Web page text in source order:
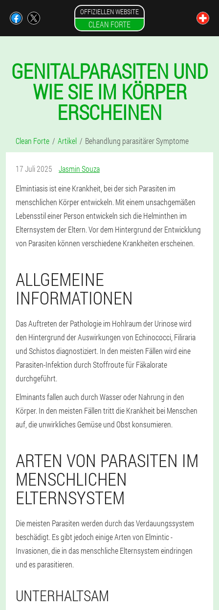
OFFIZIELLEN WEBSITE
CLEAN FORTE
GENITALPARASITEN UND
WIE SIE IM KÖRPER
ERSCHEINEN
Clean Forte Artikel Behandlung parasitärer Symptome
17 Juli 2025
Jasmin Souza
Elmintiasis ist eine Krankheit, bei der sich Parasiten im
menschlichen Körper entwickeln. Mit einem unsachgemäßen
Lebensstil einer Person entwickeln sich die Helminthen im
Elternsystem der Eltern. Vor dem Hintergrund der Entwicklung
von Parasiten können verschiedene Krankheiten erscheinen.
ALLGEMEINE
INFORMATIONEN
Das Auftreten der Pathologie im Hohlraum der Urinose wird
den Hintergrund der Auswirkungen von Echinococci, Filiraria
und Schistos diagnostiziert. In den meisten Fällen wird eine
Parasiten-Infektion durch Stoffroute für Fäkalorate
durchgeführt.
Elminants fallen auch durch Wasser oder Nahrung in den
Körper. In den meisten Fällen tritt die Krankheit bei Menschen
auf, die unwirkliches Gemüse und Obst konsumieren.
ARTEN VON PARASITEN IM
MENSCHLICHEN
ELTERNSYSTEM
Die meisten Parasiten werden durch das Verdauungssystem
beschädigt. Es gibt jedoch einige Arten von Elmintic -
Invasionen, die in das menschliche Elternsystem eindringen
und es parasitieren.
UNTERHALTSAM